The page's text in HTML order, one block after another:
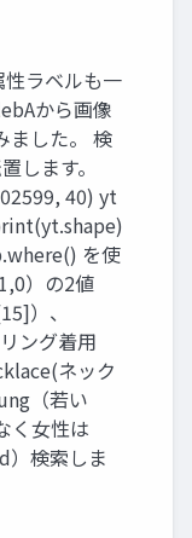
ラベルも一
から画像
ました。 検
します。
40) yt
を使
）の2値
）、
ング着用
ネック
（若い
く女性は
検索しま